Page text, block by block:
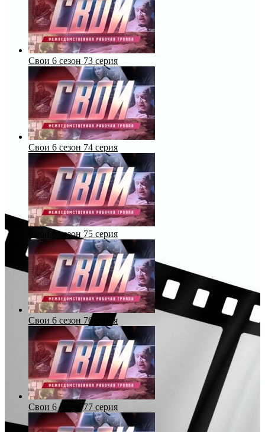
Свои 6 сезон 73 серия
Свои 6 сезон 74 серия
Свои 6 сезон 75 серия
Свои 6 сезон 76 серия
Свои 6 сезон 77 серия